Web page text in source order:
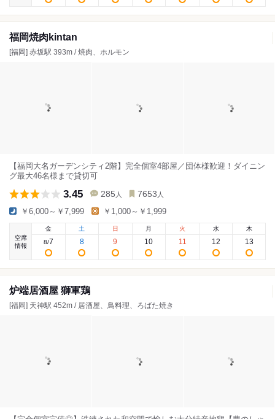
福岡焼肉kintan
[福岡] 赤坂駅 393m / 焼肉、ホルモン
【福岡大名ガーデンシティ2階】完全個室4部屋／団体様歓迎！ダイニン
グ最⼤46名様まで貸切可
3.45 285 人 7653 人
￥6,000～￥7,999 ￥1,000～￥1,999
空席
情報
金
8/7
土
8
日
9
月
10
火
11
水
12
木
13
炉端居酒屋 獅軍鶏
[福岡] 天神駅 452m / 居酒屋、鳥料理、ろばた焼き